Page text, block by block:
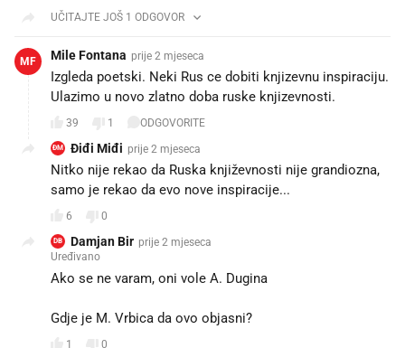
UČITAJTE JOŠ 1 ODGOVOR
MF Mile Fontana prije 2 mjeseca
Izgleda poetski. Neki Rus ce dobiti knjizevnu inspiraciju.
Ulazimo u novo zlatno doba ruske knjizevnosti.
39 1 ODGOVORITE
ĐM Điđi Miđi prije 2 mjeseca
Nitko nije rekao da Ruska književnosti nije grandiozna,
samo je rekao da evo nove inspiracije...
6 0
DB Damjan Bir prije 2 mjeseca
Uređivano
Ako se ne varam, oni vole A. Dugina
Gdje je M. Vrbica da ovo objasni?
1
0